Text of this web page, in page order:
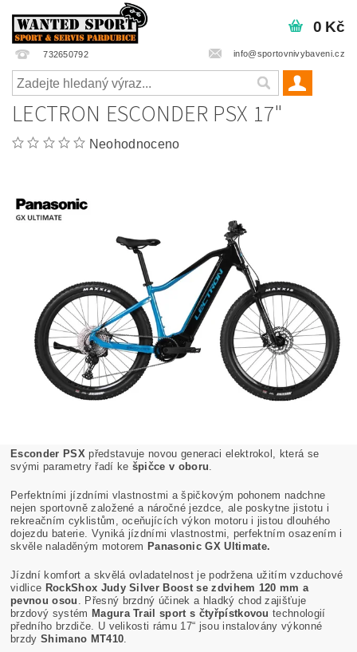
732650792 info@sportovnivybaveni.cz
0 Kč
LECTRON ESCONDER PSX 17"
Neohodnoceno
Esconder PSX představuje novou generaci elektrokol, která se
svými parametry řadí ke špičce v oboru
Perfektními jízdními vlastnostmi a špičkovým pohonem nadchne
nejen sportovně založené a náročné jezdce, ale poskytne jistotu i
rekreačním cyklistům, oceňujících výkon motoru i jistou dlouhého
dojezdu baterie. Vyniká jízdními vlastnostmi, perfektním osazením i
skvěle naladěným motorem Panasonic GX Ultimate.
Jízdní komfort a skvělá ovladatelnost je podržena užitím vzduchové
vidlice RockShox Judy Silver Boost se zdvihem 120 mm a
pevnou osou
. Přesný brzdný účinek a hladký chod zajišťuje
brzdový systém Magura Trail sport s čtyřpístkovou technologií
předního brzdiče. U velikosti rámu 17“ jsou instalovány výkonné
brzdy Shimano MT410